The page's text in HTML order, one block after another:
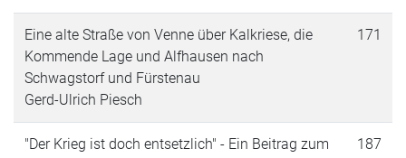
Eine alte Straße von Venne über Kalkriese, die
Kommende Lage und Alfhausen nach
Schwagstorf und Fürstenau
Gerd-Ulrich Piesch
171
"Der Krieg ist doch entsetzlich" - Ein Beitrag zum
187